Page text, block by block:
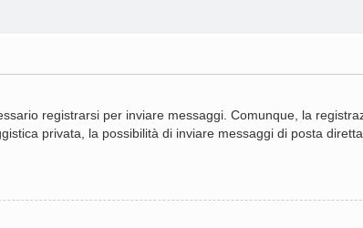
registrarsi per inviare messaggi. Comunque, la
privata, la possibilità di inviare messaggi di posta